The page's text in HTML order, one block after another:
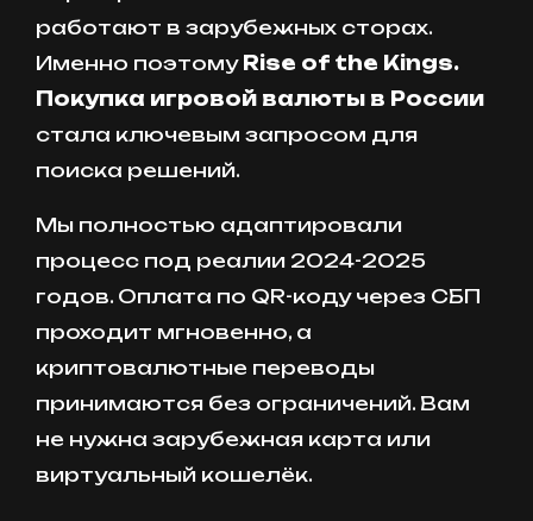
работают в зарубежных сторах.
Именно поэтому Rise of the Kings.
Покупка игровой валюты в России
стала ключевым запросом для
поиска решений.
Мы полностью адаптировали
процесс под реалии 2024-2025
годов. Оплата по QR-коду через СБП
проходит мгновенно, а
криптовалютные переводы
принимаются без ограничений. Вам
не нужна зарубежная карта или
виртуальный кошелёк.